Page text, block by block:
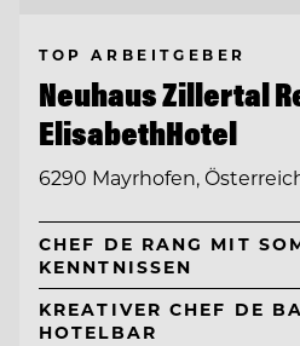
TOP ARBEITGEBER
Neuhaus Zillertal
ElisabethHotel
6290 Mayrhofen,
CHEF DE RANG MIT
KENNTNISSEN
KREATIVER CHEF DE
HOTELBAR